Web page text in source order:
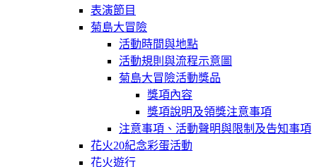
表演節目
菊島大冒險
活動時間與地點
活動規則與流程示意圖
菊島大冒險活動獎品
獎項內容
獎項說明及領獎注意事項
注意事項、活動聲明與限制及告知事項
花火20紀念彩蛋活動
花火遊行